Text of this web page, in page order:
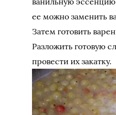
ее можно заменить
Затем готовить
Разложить готовую
провести их закатку.